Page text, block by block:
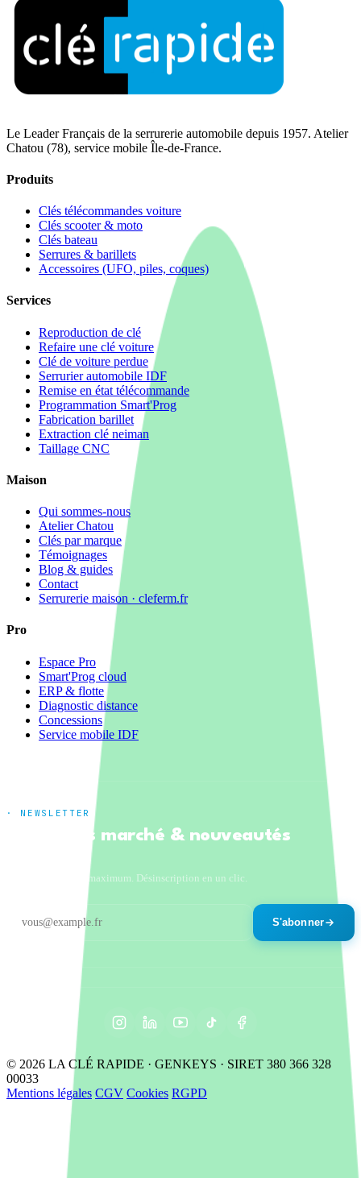
Le Leader Français de la serrurerie automobile depuis 1957. Atelier
Chatou (78), service mobile Île-de-France.
Produits
Clés télécommandes voiture
Clés scooter & moto
Clés bateau
Serrures & barillets
Accessoires (UFO, piles, coques)
Services
Reproduction de clé
Refaire une clé voiture
Clé de voiture perdue
Serrurier automobile IDF
Remise en état télécommande
Programmation Smart'Prog
Fabrication barillet
Extraction clé neiman
Taillage CNC
Maison
Qui sommes-nous
Atelier Chatou
Clés par marque
Témoignages
Blog & guides
Contact
Serrurerie maison · cleferm.fr
Pro
Espace Pro
Smart'Prog cloud
ERP & flotte
Diagnostic distance
Concessions
Service mobile IDF
· NEWSLETTER
Tendances marché & nouveautés
Un email par mois maximum. Désinscription en un clic.
S'abonner
© 2026 LA CLÉ RAPIDE · GENKEYS · SIRET 380 366 328
00033
Mentions légales CGV Cookies RGPD